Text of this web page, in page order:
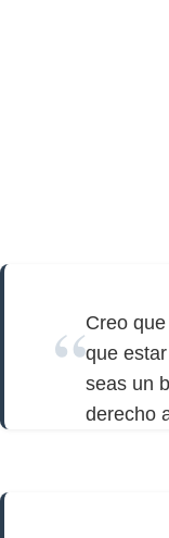
Creo
que
seas un
derecho